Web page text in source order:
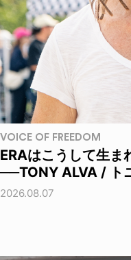
VOICE OF FREEDOM
ERAはこうして生ま
──TONY ALVA / ト
2026.08.07